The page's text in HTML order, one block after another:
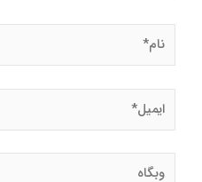
نام*
ایمیل*
وبگاه